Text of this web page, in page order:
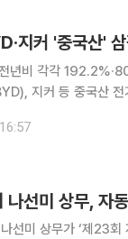
지커 '중국산'
년비 각각
지커 등 중국산
서는 생산 기반과 공
나선미 상무, 자
선미 상무가 ‘제23